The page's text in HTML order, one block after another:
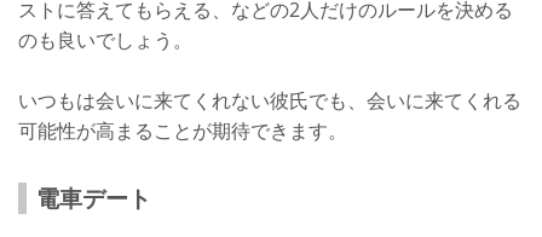
ストに答えてもらえる、などの2人だけのルールを決める
のも良いでしょう。
いつもは会いに来てくれない彼氏でも、会いに来てくれる
可能性が高まることが期待できます。
電車デート